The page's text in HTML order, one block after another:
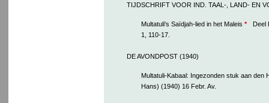
TIJDSCHRIFT VOOR IND. TAAL-, LAND- EN
Multatuli's Saïdjah-lied in het Maleis *
Deel
1, 110-17.
DE AVONDPOST (1940)
Multatuli-Kabaal: Ingezonden stuk aan den
Hans) (1940) 16 Febr. Av.